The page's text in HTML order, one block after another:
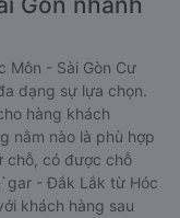
Môn - Sài Gòn Cư
dạng sự lựa chọn.
hàng khách
nằm nào là phù hợp
chỗ, có được chỗ
- Đắk Lắk từ Hóc
khách hàng sau